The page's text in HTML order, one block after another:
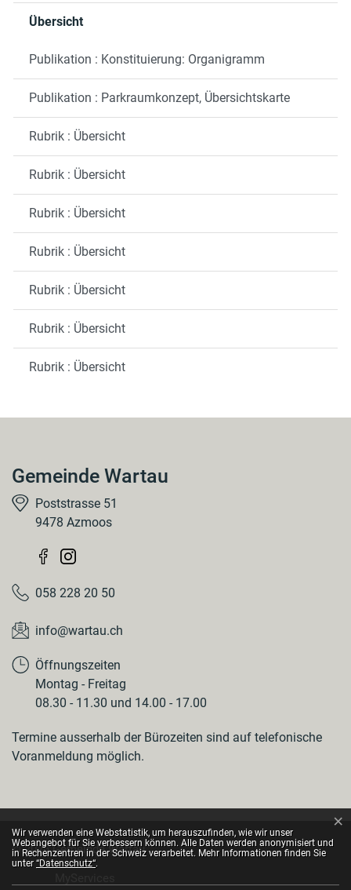
Übersicht
Publikation : Konstituierung: Organigramm
Publikation : Parkraumkonzept, Übersichtskarte
Rubrik : Übersicht
Rubrik : Übersicht
Rubrik : Übersicht
Rubrik : Übersicht
Rubrik : Übersicht
Rubrik : Übersicht
Rubrik : Übersicht
Gemeinde Wartau
Poststrasse 51
9478 Azmoos
058 228 20 50
info@wartau.ch
Öffnungszeiten
Montag - Freitag
08.30 - 11.30 und 14.00 - 17.00
Termine ausserhalb der Bürozeiten sind auf telefonische
Voranmeldung möglich.
© 2026 Gemeinde Wartau
Toolbar
Webstatistik
Wir verwenden eine Webstatistik, um herauszufinden, wie wir unser
Webangebot für Sie verbessern können. Alle Daten werden anonymisiert und
in Rechenzentren in der Schweiz verarbeitet. Mehr Informationen finden Sie
unter“Datenschutz“.
×